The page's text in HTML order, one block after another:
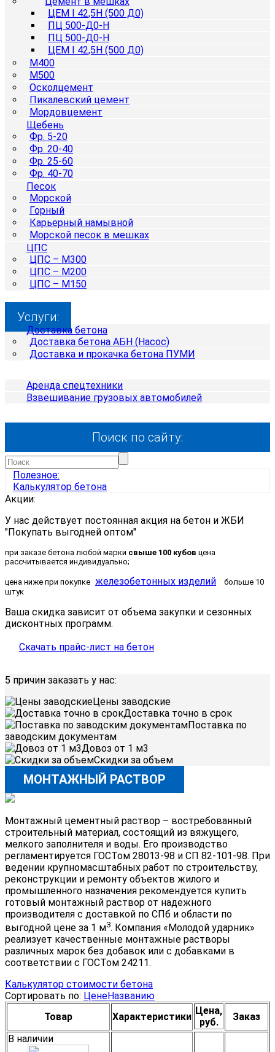
ЦЕМ I 42,5Н (500 Д0)
ПЦ 500-Д0-Н
ПЦ 500-Д0-Н
ЦЕМ I 42,5Н (500 Д0)
М400
М500
Осколцемент
Пикалевский цемент
Мордовцемент
Щебень
Фр. 5-20
Фр. 20-40
Фр. 25-60
Фр. 40-70
Песок
Морской
Горный
Карьерный намывной
Морской песок в мешках
ЦПС
ЦПС – М300
ЦПС – М200
ЦПС – М150
Услуги:
Доставка бетона
Доставка бетона АБН (Насос)
Доставка и прокачка бетона ПУМИ
Аренда спецтехники
Взвешивание грузовых автомобилей
Поиск по сайту:
Полезное:
Калькулятор бетона
Акции:
У нас действует постоянная акция на бетон и ЖБИ
"Покупать выгодней оптом"
при заказе бетона любой марки свыше 100 кубов цена
рассчитывается индивидуально;
цена ниже при покупке железобетонных изделий
больше 10
штук
Ваша скидка зависит от объема закупки и сезонных
дисконтных программ.
Скачать прайс-лист на бетон
5 причин заказать у нас:
Цены заводские
Доставка точно в срок
Поставка по
заводским документам
Довоз от 1 м3
Скидки за объем
МОНТАЖНЫЙ РАСТВОР
Монтажный цементный раствор – востребованный
строительный материал, состоящий из вяжущего,
мелкого заполнителя и воды. Его производство
регламентируется ГОСТом 28013-98 и СП 82-101-98. При
ведении крупномасштабных работ по строительству,
реконструкции и ремонту объектов жилого и
промышленного назначения рекомендуется купить
готовый монтажный раствор от надежного
производителя с доставкой по СПб и области по
выгодной цене за 1 м3. Компания «Молодой ударник»
реализует качественные монтажные растворы
различных марок без добавок или с добавками в
соответствии с ГОСТом 24211.
Калькулятор стоимости бетона
Сортировать по: ЦенеНазванию
Товар
Характеристики
Цена,
руб.
Заказ
В наличии